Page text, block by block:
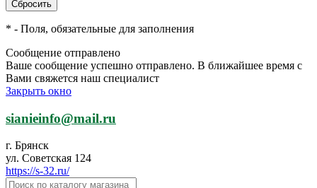
* - Поля, обязательные для заполнения
Сообщение отправлено
Ваше сообщение успешно отправлено. В ближайшее время с
Вами свяжется наш специалист
Закрыть окно
sianieinfo@mail.ru
г. Брянск
ул. Советская 124
https://s-32.ru/